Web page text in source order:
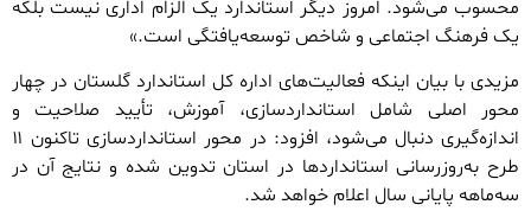
محسوب می‌شود. امروز دیگر استاندارد یک الزام اداری نیست بلکه
یک فرهنگ اجتماعی و شاخص توسعه‌یافتگی است.»
مزیدی با بیان اینکه فعالیت‌های اداره کل استاندارد گلستان در چهار
محور اصلی شامل استانداردسازی، آموزش، تأیید صلاحیت و
اندازه‌گیری دنبال می‌شود، افزود: در محور استانداردسازی تاکنون ۱۱
طرح به‌روزرسانی استانداردها در استان تدوین شده و نتایج آن در
سه‌ماهه پایانی سال اعلام خواهد شد.